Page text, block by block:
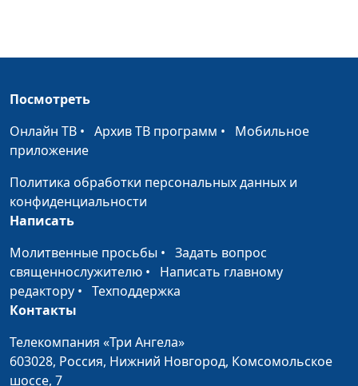
здоровья нации
здоровья
здоровья нации
Хурма - кладезь
витаминов
инструктор ЗОЖ, член Лиги
Имбирь -
универсальный
лекарь
инструктор ЗОЖ, член Лиги
здоровья нации
Почему стоит есть
Станислав Денисенко,
здоровья нации
Уникальные
Станислав Денисенко,
Посмотреть
Онлайн ТВ • Архив ТВ программ • Мобильное
приложение
Политика обработки персональных данных и
конфиденциальности
Написать
Молитвенные просьбы • Задать вопрос
священнослужителю • Написать главному
редактору • Техподдержка
Контакты
Телекомпания «Три Ангела»
603028, Россия, Нижний Новгород, Комсомольское
шоссе, 7